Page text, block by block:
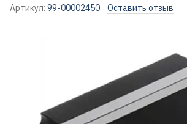
Артикул: 99-00002450 Оставить отзыв